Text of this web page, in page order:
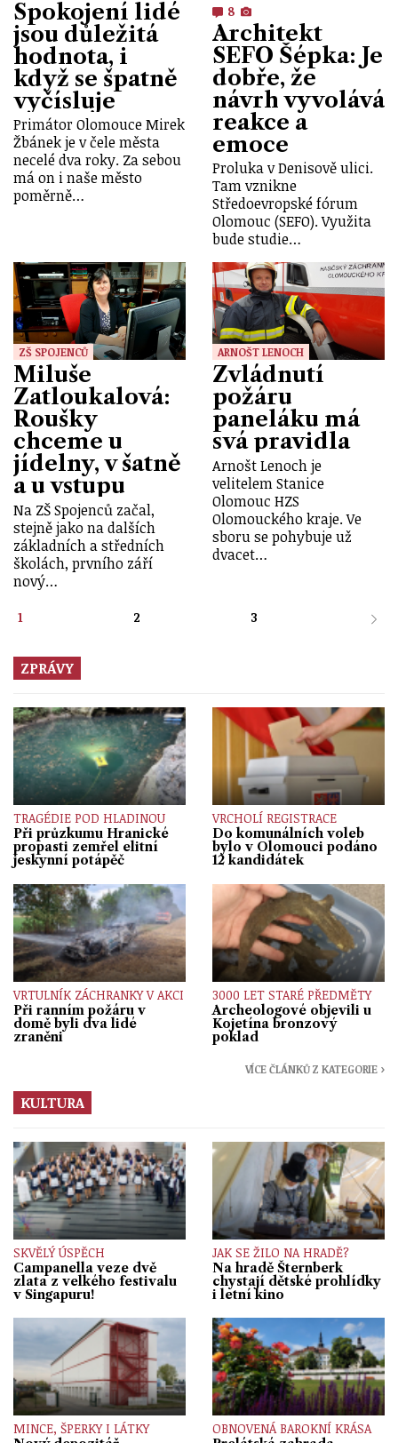
Spokojení lidé
jsou důležitá
hodnota, i
když se špatně
vyčísluje
Primátor Olomouce Mirek
Žbánek je v čele města
necelé dva roky. Za sebou
má on i naše město
poměrně…
8
Architekt
SEFO Šépka: Je
dobře, že
návrh vyvolává
reakce a
emoce
Proluka v Denisově ulici.
Tam vznikne
Středoevropské fórum
Olomouc (SEFO). Využita
bude studie…
ZŠ SPOJENCŮ
Miluše
Zatloukalová:
Roušky
chceme u
jídelny, v šatně
a u vstupu
Na ZŠ Spojenců začal,
stejně jako na dalších
základních a středních
školách, prvního září
nový…
ARNOŠT LENOCH
Zvládnutí
požáru
paneláku má
svá pravidla
Arnošt Lenoch je
velitelem Stanice
Olomouc HZS
Olomouckého kraje. Ve
sboru se pohybuje už
dvacet…
1 2 3
ZPRÁVY
TRAGÉDIE POD HLADINOU
Při průzkumu Hranické
propasti zemřel elitní
jeskynní potápěč
VRCHOLÍ REGISTRACE
Do komunálních voleb
bylo v Olomouci podáno
12 kandidátek
VRTULNÍK ZÁCHRANKY V AKCI
Při ranním požáru v
domě byli dva lidé
zraněni
3000 LET STARÉ PŘEDMĚTY
Archeologové objevili u
Kojetína bronzový
poklad
VÍCE ČLÁNKŮ Z KATEGORIE ›
KULTURA
SKVĚLÝ ÚSPĚCH
Campanella veze dvě
zlata z velkého festivalu
v Singapuru!
JAK SE ŽILO NA HRADĚ?
Na hradě Šternberk
chystají dětské prohlídky
i letní kino
MINCE, ŠPERKY I LÁTKY OBNOVENÁ BAROKNÍ KRÁSA